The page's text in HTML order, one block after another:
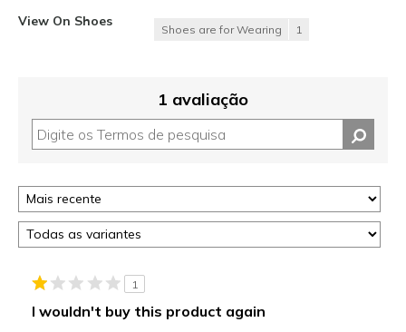
View On Shoes
Shoes are for Wearing 1
1 avaliação
1
I wouldn't buy this product again